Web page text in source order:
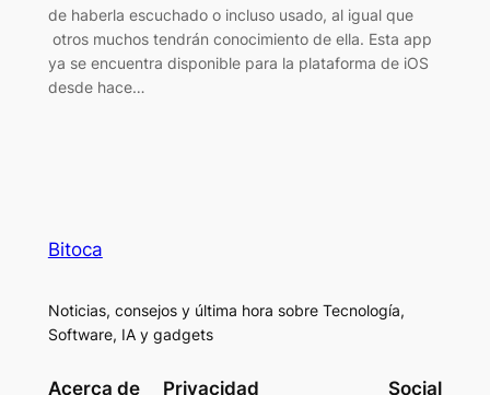
de haberla escuchado o incluso usado, al igual que
otros muchos tendrán conocimiento de ella. Esta app
ya se encuentra disponible para la plataforma de iOS
desde hace…
Bitoca
Noticias, consejos y última hora sobre Tecnología,
Software, IA y gadgets
Acerca de Privacidad Social